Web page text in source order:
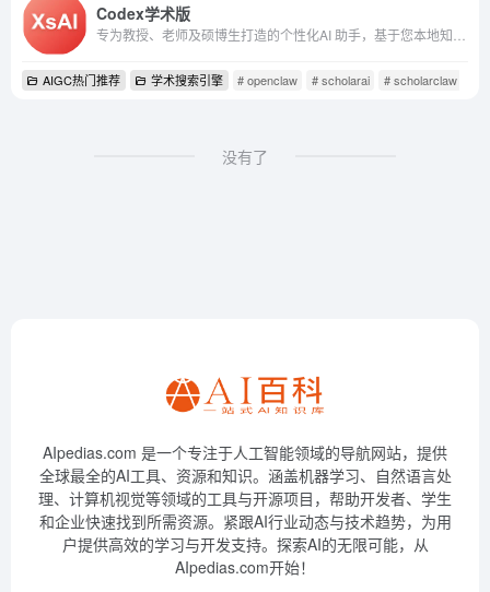
Codex学术版
AIGC热门推荐 学术搜索引擎 # openclaw # scholarai # scholarclaw
没有了
AIpedias.com 是一个专注于人工智能领域的导航网站，提供
全球最全的AI工具、资源和知识。涵盖机器学习、自然语言处
理、计算机视觉等领域的工具与开源项目，帮助开发者、学生
和企业快速找到所需资源。紧跟AI行业动态与技术趋势，为用
户提供高效的学习与开发支持。探索AI的无限可能，从
AIpedias.com开始！